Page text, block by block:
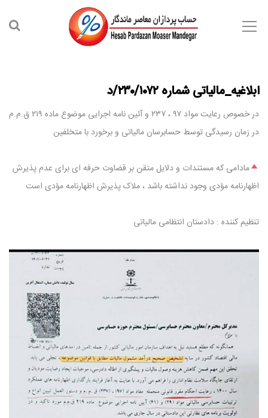
ابلاغیه_مالیاتی شماره ۲۳۰/۱۰۷۲/د
در خصوص رعایت مواد ۹۷ ، ۲۳۷ و آئین نامه اجرایی موضوع ماده ۲۱۹ ق.م.م
در زمان رسیدگی توسط حسابرسان مالیاتی و برخورد با متخلفین
مادامی که مستندات و دلایل متقن بر قضاوت حرفه ای برای عدم پذیرش
اظهارنامه مؤدی وجود نداشته باشد ، ملاک پذیرش اظهارنامه مؤدی است
تنظیم کننده : دادستان انتظامی مالیاتی